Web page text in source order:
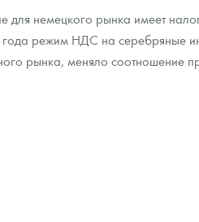
для немецкого рынка имеет
режим НДС на серебряные
рынка, меняло соотношение